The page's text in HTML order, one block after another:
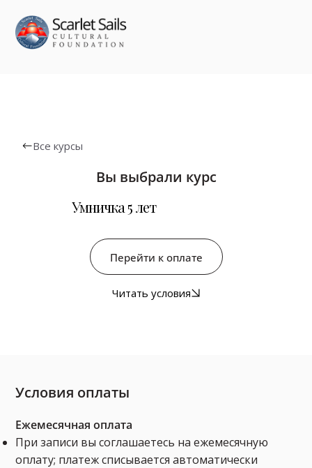
Все курсы
Вы выбрали курс
Умничка 5 лет
Перейти к оплате
Читать условия
Условия оплаты
Ежемесячная оплата
При записи вы соглашаетесь на ежемесячную
оплату; платеж списывается автоматически